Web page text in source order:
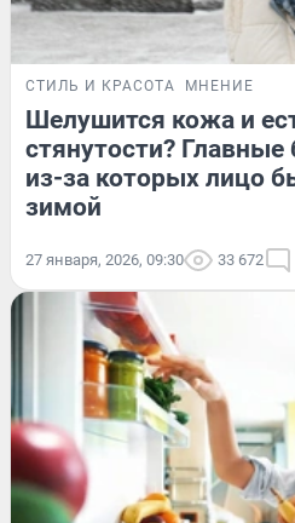
СТИЛЬ И КРАСОТА МНЕНИЕ
Шелушится кожа и
стянутости?
из-за которых лицо
зимой
27 января, 2026, 09:30 33 672